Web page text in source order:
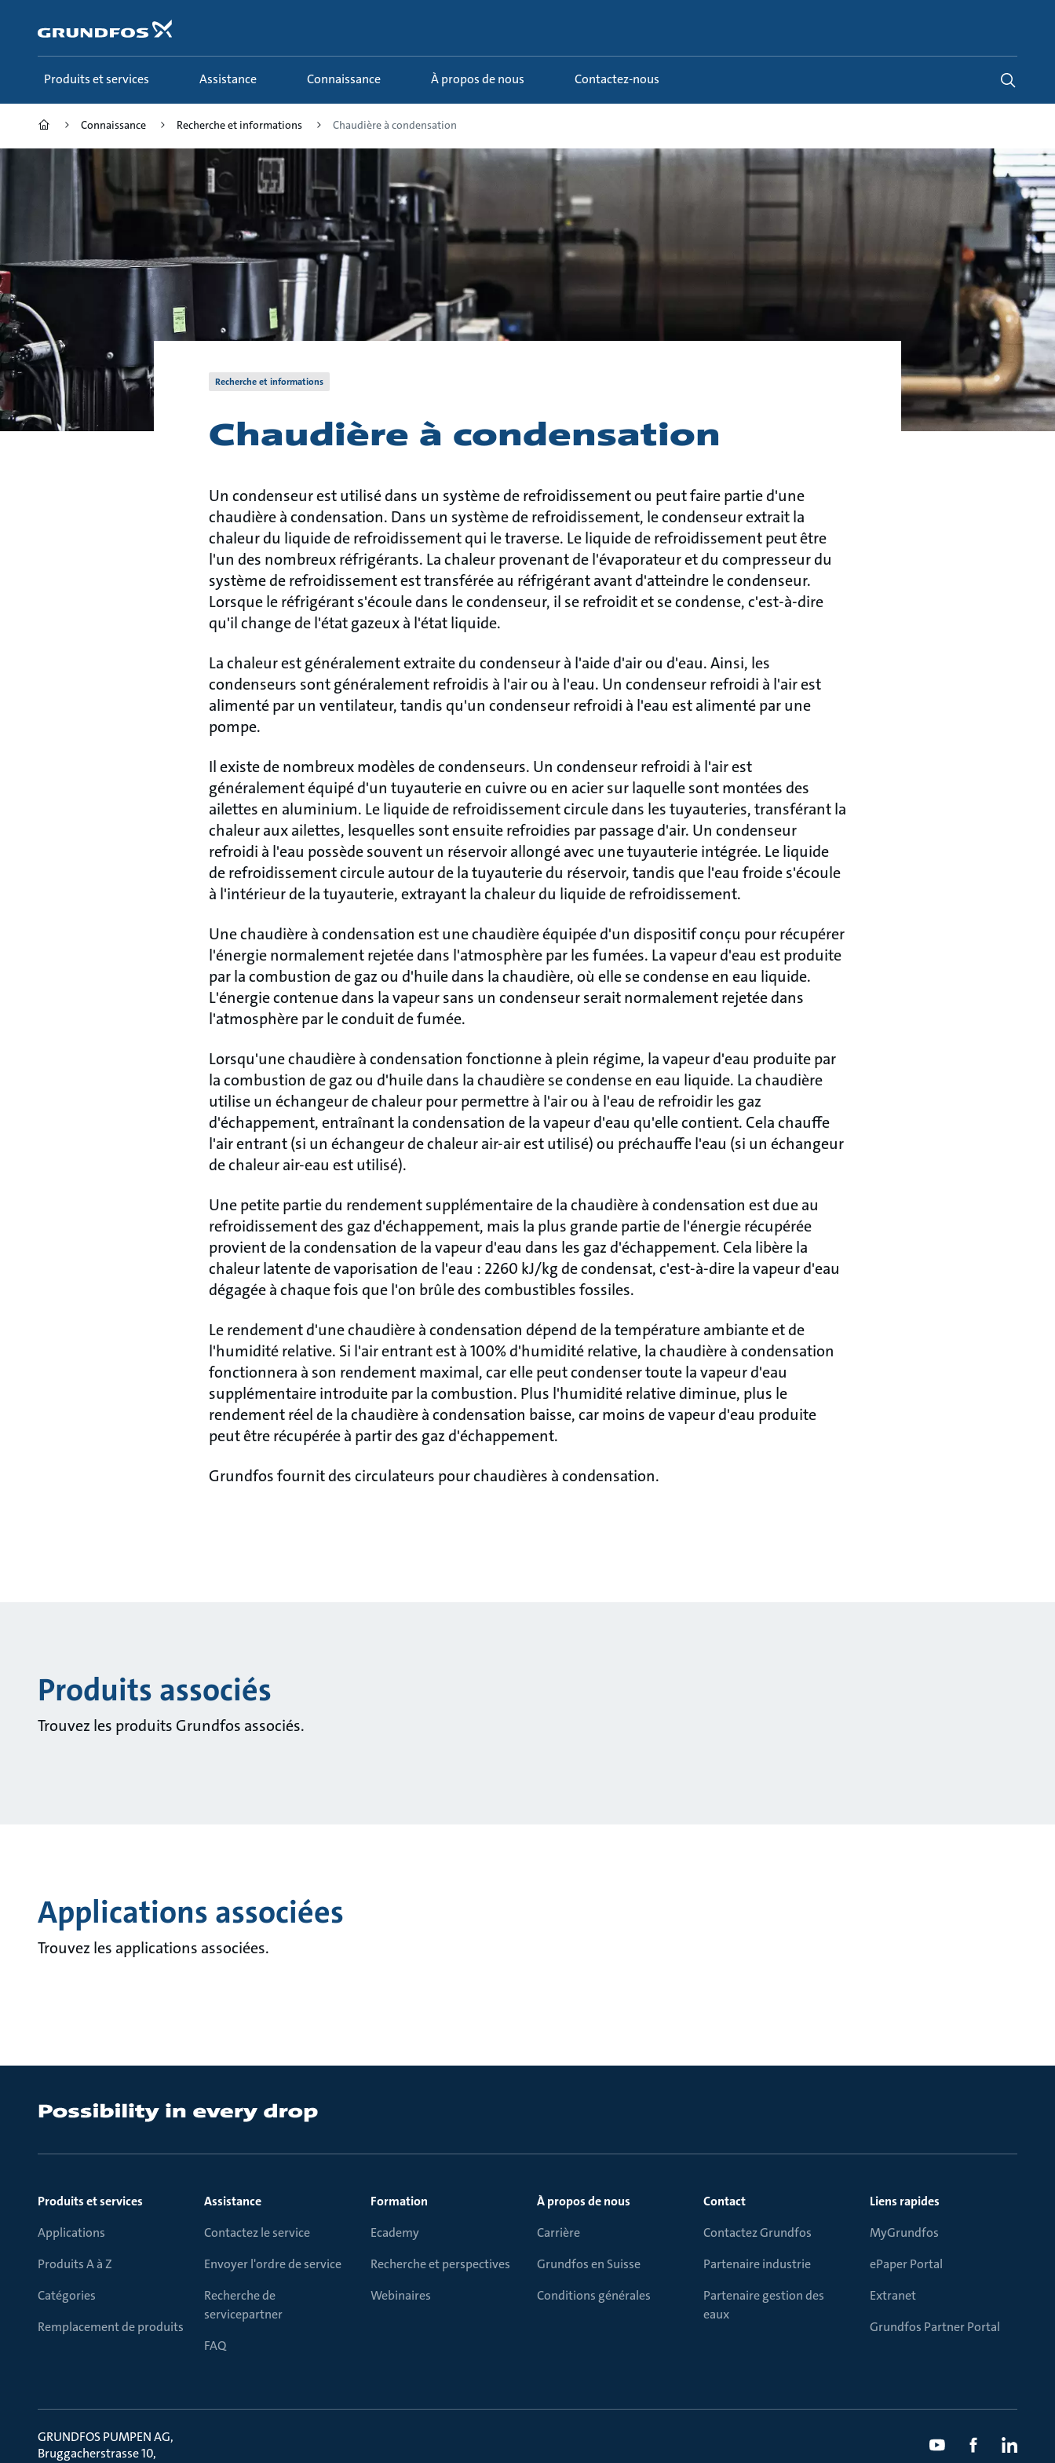
principal
Produits et services Assistance Connaissance À propos de nous Contactez-nous
Connaissance Recherche et informations Chaudière à condensation
Recherche et informations
Chaudière à condensation
Un condenseur est utilisé dans un système de refroidissement ou peut faire partie d'une
chaudière à condensation. Dans un système de refroidissement, le condenseur extrait la
chaleur du liquide de refroidissement qui le traverse. Le liquide de refroidissement peut être
l'un des nombreux réfrigérants. La chaleur provenant de l'évaporateur et du compresseur du
système de refroidissement est transférée au réfrigérant avant d'atteindre le condenseur.
Lorsque le réfrigérant s'écoule dans le condenseur, il se refroidit et se condense, c'est-à-dire
qu'il change de l'état gazeux à l'état liquide.
La chaleur est généralement extraite du condenseur à l'aide d'air ou d'eau. Ainsi, les
condenseurs sont généralement refroidis à l'air ou à l'eau. Un condenseur refroidi à l'air est
alimenté par un ventilateur, tandis qu'un condenseur refroidi à l'eau est alimenté par une
pompe.
Il existe de nombreux modèles de condenseurs. Un condenseur refroidi à l'air est
généralement équipé d'un tuyauterie en cuivre ou en acier sur laquelle sont montées des
ailettes en aluminium. Le liquide de refroidissement circule dans les tuyauteries, transférant la
chaleur aux ailettes, lesquelles sont ensuite refroidies par passage d'air. Un condenseur
refroidi à l'eau possède souvent un réservoir allongé avec une tuyauterie intégrée. Le liquide
de refroidissement circule autour de la tuyauterie du réservoir, tandis que l'eau froide s'écoule
à l'intérieur de la tuyauterie, extrayant la chaleur du liquide de refroidissement.
Une chaudière à condensation est une chaudière équipée d'un dispositif conçu pour récupérer
l'énergie normalement rejetée dans l'atmosphère par les fumées. La vapeur d'eau est produite
par la combustion de gaz ou d'huile dans la chaudière, où elle se condense en eau liquide.
L'énergie contenue dans la vapeur sans un condenseur serait normalement rejetée dans
l'atmosphère par le conduit de fumée.
Lorsqu'une chaudière à condensation fonctionne à plein régime, la vapeur d'eau produite par
la combustion de gaz ou d'huile dans la chaudière se condense en eau liquide. La chaudière
utilise un échangeur de chaleur pour permettre à l'air ou à l'eau de refroidir les gaz
d'échappement, entraînant la condensation de la vapeur d'eau qu'elle contient. Cela chauffe
l'air entrant (si un échangeur de chaleur air-air est utilisé) ou préchauffe l'eau (si un échangeur
de chaleur air-eau est utilisé).
Une petite partie du rendement supplémentaire de la chaudière à condensation est due au
refroidissement des gaz d'échappement, mais la plus grande partie de l'énergie récupérée
provient de la condensation de la vapeur d'eau dans les gaz d'échappement. Cela libère la
chaleur latente de vaporisation de l'eau : 2260 kJ/kg de condensat, c'est-à-dire la vapeur d'eau
dégagée à chaque fois que l'on brûle des combustibles fossiles.
Le rendement d'une chaudière à condensation dépend de la température ambiante et de
l'humidité relative. Si l'air entrant est à 100% d'humidité relative, la chaudière à condensation
fonctionnera à son rendement maximal, car elle peut condenser toute la vapeur d'eau
supplémentaire introduite par la combustion. Plus l'humidité relative diminue, plus le
rendement réel de la chaudière à condensation baisse, car moins de vapeur d'eau produite
peut être récupérée à partir des gaz d'échappement.
Grundfos fournit des circulateurs pour chaudières à condensation.
Produits associés
Trouvez les produits Grundfos associés.
Applications associées
Trouvez les applications associées.
Produits et services
Applications
Produits A à Z
Catégories
Remplacement de produits
Assistance
Contactez le service
Envoyer l'ordre de service
Recherche de
servicepartner
FAQ
Formation
Ecademy
Recherche et perspectives
Webinaires
À propos de nous
Carrière
Grundfos en Suisse
Conditions générales
Contact
Contactez Grundfos
Partenaire industrie
Partenaire gestion des
eaux
Liens rapides
MyGrundfos
ePaper Portal
Extranet
Grundfos Partner Portal
GRUNDFOS PUMPEN AG
Bruggacherstrasse 10